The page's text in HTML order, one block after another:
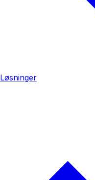
Løsninger